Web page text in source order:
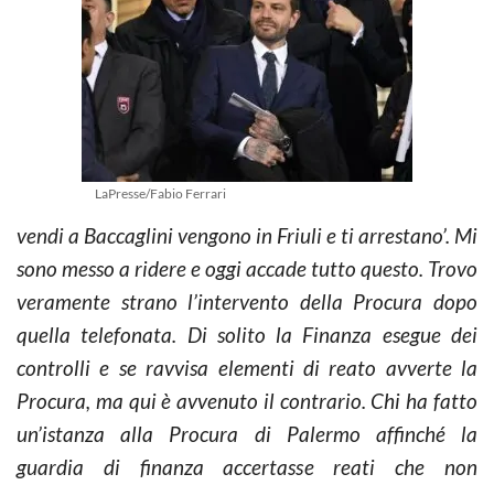
LaPresse/Fabio Ferrari
vendi a Baccaglini vengono in Friuli e ti arrestano’. Mi
sono messo a ridere e oggi accade tutto questo. Trovo
veramente strano l’intervento della Procura dopo
quella telefonata. Di solito la Finanza esegue dei
controlli e se ravvisa elementi di reato avverte la
Procura, ma qui è avvenuto il contrario. Chi ha fatto
un’istanza alla Procura di Palermo affinché la
guardia di finanza accertasse reati che non